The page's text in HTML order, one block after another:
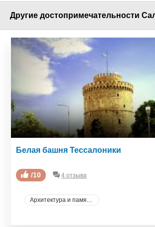
Другие достопримечательности
Белая башня Тессалоники
/10 4 отзыва
Архитектура и памятники